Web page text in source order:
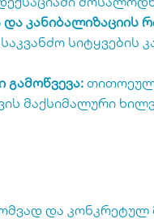
კანიბალიზაციის
მაქსიმალური
და კონკრეტულ